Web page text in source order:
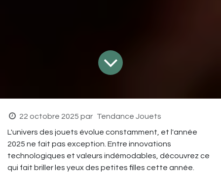
22 octobre 2025 par Tendance Jouets
L'univers des jouets évolue constamment, et l'année
2025 ne fait pas exception. Entre innovations
technologiques et valeurs indémodables, découvrez ce
qui fait briller les yeux des petites filles cette année.